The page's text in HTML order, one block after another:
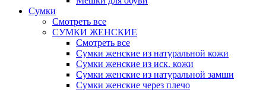
Сумки
Смотреть все
СУМКИ ЖЕНСКИЕ
Смотреть все
Сумки женские из натуральной кожи
Сумки женские из иск. кожи
Сумки женские из натуральной замши
Сумки женские через плечо